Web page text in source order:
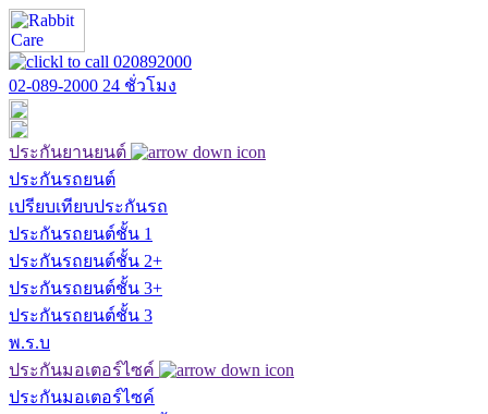
02-089-2000 24 ชั่วโมง
ประกันยานยนต์
ประกันรถยนต์
เปรียบเทียบประกันรถ
ประกันรถยนต์ชั้น 1
ประกันรถยนต์ชั้น 2+
ประกันรถยนต์ชั้น 3+
ประกันรถยนต์ชั้น 3
พ.ร.บ
ประกันมอเตอร์ไซค์
ประกันมอเตอร์ไซค์